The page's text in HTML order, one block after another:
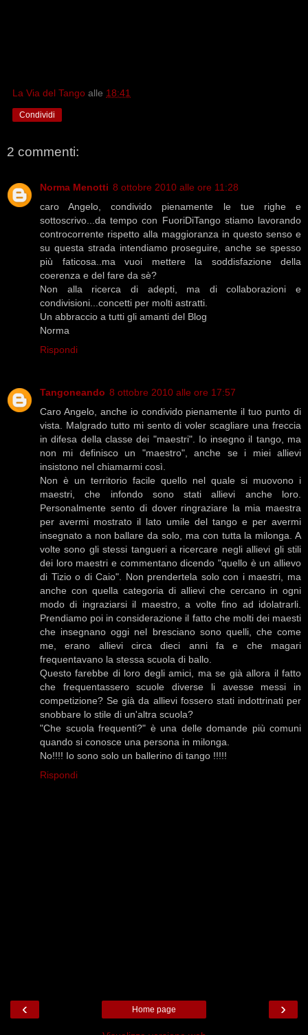
La Via del Tango alle 18:41
Condividi
2 commenti:
Norma Menotti 8 ottobre 2010 alle ore 11:28
caro Angelo, condivido pienamente le tue righe e
sottoscrivo...da tempo con FuoriDiTango stiamo lavorando
controcorrente rispetto alla maggioranza in questo senso e
su questa strada intendiamo proseguire, anche se spesso
più faticosa..ma vuoi mettere la soddisfazione della
coerenza e del fare da sè?
Non alla ricerca di adepti, ma di collaborazioni e
condivisioni...concetti per molti astratti.
Un abbraccio a tutti gli amanti del Blog
Norma
Rispondi
Tangoneando 8 ottobre 2010 alle ore 17:57
Caro Angelo, anche io condivido pienamente il tuo punto di
vista. Malgrado tutto mi sento di voler scagliare una freccia
in difesa della classe dei "maestri". Io insegno il tango, ma
non mi definisco un "maestro", anche se i miei allievi
insistono nel chiamarmi così.
Non è un territorio facile quello nel quale si muovono i
maestri, che infondo sono stati allievi anche loro.
Personalmente sento di dover ringraziare la mia maestra
per avermi mostrato il lato umile del tango e per avermi
insegnato a non ballare da solo, ma con tutta la milonga. A
volte sono gli stessi tangueri a ricercare negli allievi gli stili
dei loro maestri e commentano dicendo "quello è un allievo
di Tizio o di Caio". Non prendertela solo con i maestri, ma
anche con quella categoria di allievi che cercano in ogni
modo di ingraziarsi il maestro, a volte fino ad idolatrarli.
Prendiamo poi in considerazione il fatto che molti dei maesti
che insegnano oggi nel bresciano sono quelli, che come
me, erano allievi circa dieci anni fa e che magari
frequentavano la stessa scuola di ballo.
Questo farebbe di loro degli amici, ma se già allora il fatto
che frequentassero scuole diverse li avesse messi in
competizione? Se già da allievi fossero stati indottrinati per
snobbare lo stile di un'altra scuola?
"Che scuola frequenti?" è una delle domande più comuni
quando si conosce una persona in milonga.
No!!!! Io sono solo un ballerino di tango !!!!!
Rispondi
‹ ›
Home page